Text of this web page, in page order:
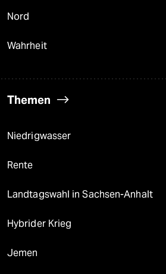
Nord
Wahrheit
Themen
Niedrigwasser
Rente
Landtagswahl in Sachsen-Anhalt
Hybrider Krieg
Jemen